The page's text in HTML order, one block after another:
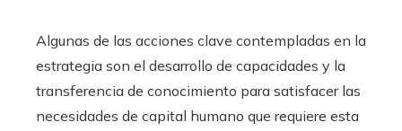
Algunas de las acciones clave contempladas en la
estrategia son el desarrollo de capacidades y la
transferencia de conocimiento para satisfacer las
necesidades de capital humano que requiere esta